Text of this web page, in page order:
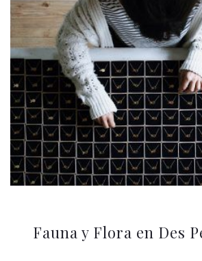
Fauna y Flora en Des